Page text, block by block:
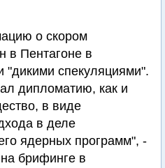
о скором
в Пентагоне в
"дикими спекуляциями".
дипломатию, как и
в виде
в деле
ядерных программ", -
брифинге в